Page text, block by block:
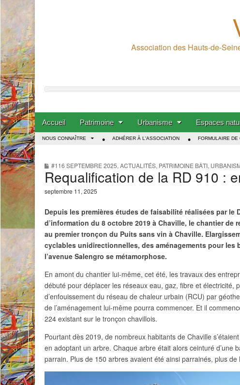
Association des Hauts-de-
Main menu
Skip to content
Accueil Patrimoine Urbanisme Espaces
Sub menu
NOUS CONNAÎTRE ADHÉRER À L'ASSOCIATION FORMULAIRE DE
#116 SEPTEMBRE 2025, ACTUALITÉS, PATRIMOINE BÂTI,
Requalification de la RD 910 :
septembre 11, 2025
Depuis les premières études de faisabilité réalisées par le
d’information du 8 octobre 2019 à Chaville, le chantier de
au premier tronçon du Puits sans vin à Chaville.
cyclables unidirectionnelles, des aménagements pour
l’avenue Salengro se métamorphose.
En amont du chantier lui-même, cet été, les travaux des
débuté pour déplacer les réseaux eau, gaz, fibre et électricité,
d’enfouissement du réseau de chaleur urbain (RCU) par
de l’aménagement lui-même pourra commencer. Et il
224 existant sur le tronçon chavillois.
Pourtant dès 2019, de nombreux habitants de Chaville
en adoptant un arbre. Chaque arbre était alors ceinturé d’une
parrain. Plus de 150 arbres avaient été ainsi parrainés, plus de